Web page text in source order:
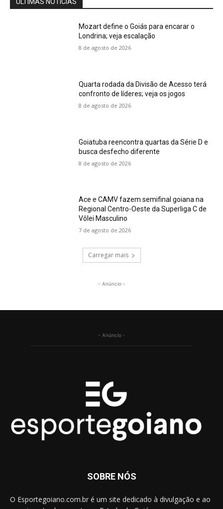
Mozart define o Goiás para encarar o
Londrina; veja escalação
8 de agosto de 2026
Quarta rodada da Divisão de Acesso terá
confronto de líderes; veja os jogos
8 de agosto de 2026
Goiatuba reencontra quartas da Série D e
busca desfecho diferente
8 de agosto de 2026
Ace e CAMV fazem semifinal goiana na
Regional Centro-Oeste da Superliga C de
Vôlei Masculino
7 de agosto de 2026
Carregar mais
- Anúncio -
- Anúncio -
SOBRE NÓS
O Esportegoiano.com.br é um site dedicado à divulgação e ao